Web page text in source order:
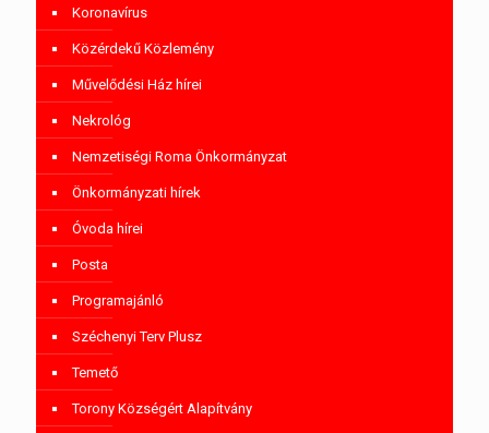
Koronavírus
Közérdekű Közlemény
Művelődési Ház hírei
Nekrológ
Nemzetiségi Roma Önkormányzat
Önkormányzati hírek
Óvoda hírei
Posta
Programajánló
Széchenyi Terv Plusz
Temető
Torony Községért Alapítvány